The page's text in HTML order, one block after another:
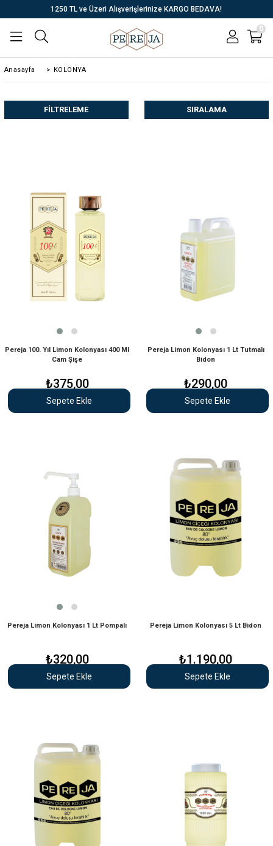
1250 TL ve Üzeri Alışverişlerinize KARGO BEDAVA!
0
Anasayfa > KOLONYA
FILTRELEME SIRALAMA
Pereja 100. Yıl Limon Kolonyası 400 Ml
Cam Şişe
₺375,00
Sepete Ekle
Pereja Limon Kolonyası 1 Lt Tutmalı
Bidon
₺290,00
Sepete Ekle
Pereja Limon Kolonyası 1 Lt Pompalı
₺320,00
Sepete Ekle
Pereja Limon Kolonyası 5 Lt Bidon
₺1.190,00
Sepete Ekle